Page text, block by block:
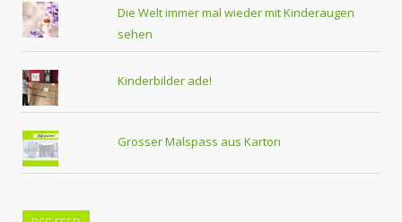
Die Welt immer mal wieder mit Kinderaugen
sehen
Kinderbilder ade!
Grosser Malspass aus Karton